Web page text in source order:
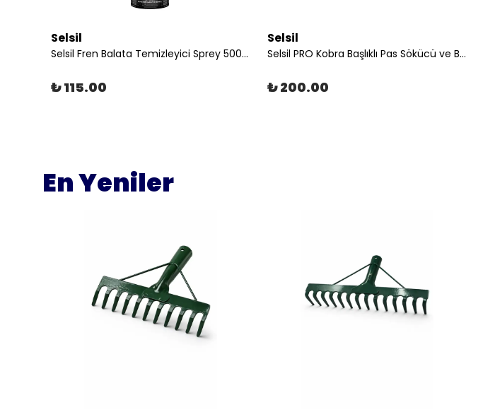
Selsil
Selsil Fren Balata Temizleyici Sprey 500 ml
₺ 115.00
Selsil
Selsil PRO Kobra Başlıklı Pas Sökücü ve Bakım Spreyi 400 ml
₺ 200.00
En Yeniler